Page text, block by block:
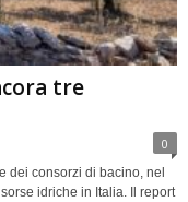
tre
0
dei consorzi di bacino, nel
idriche in Italia. Il report